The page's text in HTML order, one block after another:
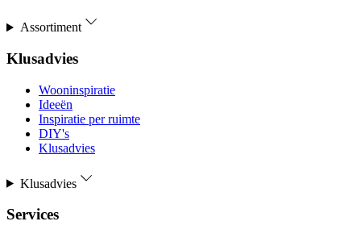
Assortiment
Klusadvies
Wooninspiratie
Ideeën
Inspiratie per ruimte
DIY's
Klusadvies
Klusadvies
Services